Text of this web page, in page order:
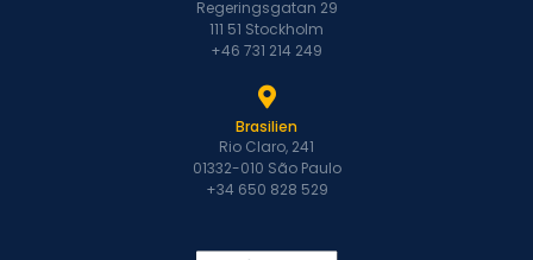
Regeringsgatan 29
111 51 Stockholm
+46 731 214 249
Brasilien
Rio Claro, 241
01332-010 São Paulo
+34 650 828 529